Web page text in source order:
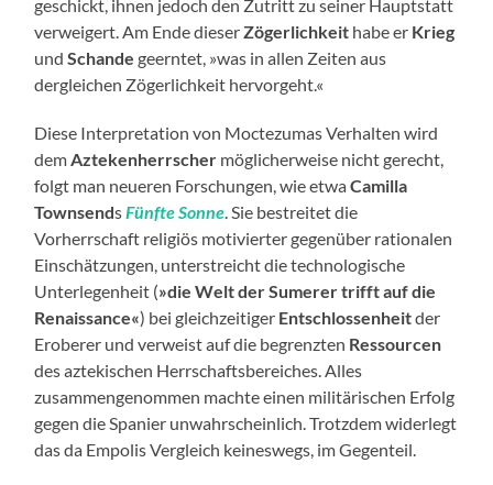
geschickt, ihnen jedoch den Zutritt zu seiner Hauptstatt
verweigert. Am Ende dieserZögerlichkeit habe er Krieg
undSchandegeerntet, »was in allen Zeiten aus
dergleichen Zögerlichkeit hervorgeht.«
Diese Interpretation von Moctezumas Verhalten wird
demAztekenherrscher möglicherweise nicht gerecht,
folgt man neueren Forschungen, wie etwaCamilla
TownsendsFünfte Sonne. Sie bestreitet die
Vorherrschaft religiös motivierter gegenüber rationalen
Einschätzungen, unterstreicht die technologische
Unterlegenheit (»die Welt der Sumerer trifft auf die
Renaissance«) bei gleichzeitiger Entschlossenheitder
Eroberer und verweist auf die begrenzten Ressourcen
des aztekischen Herrschaftsbereiches. Alles
zusammengenommen machte einen militärischen Erfolg
gegen die Spanier unwahrscheinlich. Trotzdem widerlegt
das da Empolis Vergleich keineswegs, im Gegenteil.